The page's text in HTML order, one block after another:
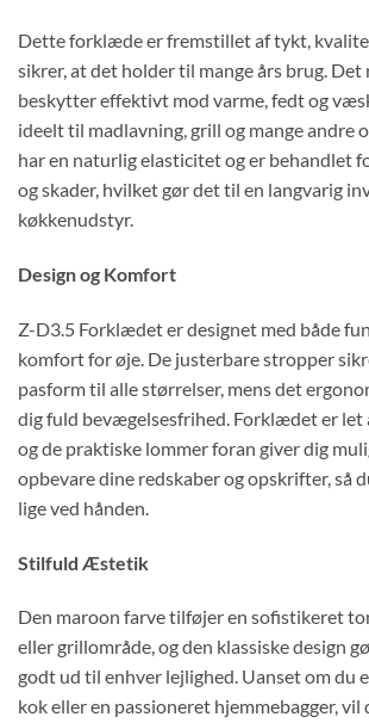
Dette forklæde er fremstillet af tykt,
sikrer, at det holder til mange års brug.
beskytter effektivt mod varme, fedt og
ideelt til madlavning, grill og mange andre
har en naturlig elasticitet og er behandlet
og skader, hvilket gør det til en langvarig
køkkenudstyr.
Design og Komfort
Z-D3.5 Forklædet er designet med både
komfort for øje. De justerbare stropper
pasform til alle størrelser, mens det
dig fuld bevægelsesfrihed. Forklædet er let
og de praktiske lommer foran giver dig
opbevare dine redskaber og opskrifter, så
lige ved hånden.
Stilfuld Æstetik
Den maroon farve tilføjer en sofistikeret
eller grillområde, og den klassiske design
godt ud til enhver lejlighed. Uanset om du
kok eller en passioneret hjemmebagger,